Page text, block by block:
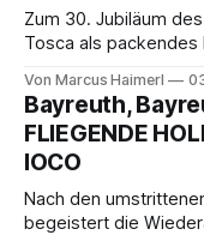
Zum 30. Jubiläum
Tosca als
spannend und
eindrucksvollen
musikalischen
Von Marcus Haimerl
Bayreuth,
FLIEGENDE
IOCO
Nach den
begeistert die